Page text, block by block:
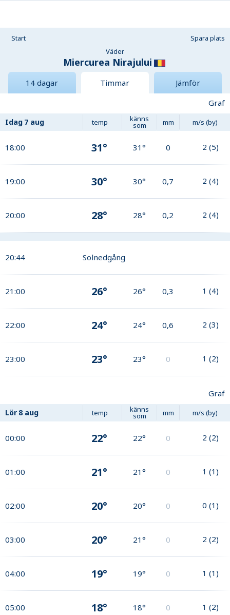
Start
Spara plats
Väder
Miercurea Nirajului
14 dagar Timmar
Jämför
Graf
Idag 7 aug temp känns
som mm m/s (by)
18:00 31° 31° 0 2 (5)
19:00 30° 30° 0,7 2 (4)
20:00 28° 28° 0,2 2 (4)
20:44 Solnedgång
21:00 26° 26° 0,3 1 (4)
22:00 24° 24° 0,6 2 (3)
23:00 23° 23° 0 1 (2)
Graf
Lör 8 aug temp känns
som mm m/s (by)
00:00 22° 22° 0 2 (2)
01:00 21° 21° 0 1 (1)
02:00 20° 20° 0 0 (1)
03:00 20° 21° 0 2 (2)
04:00 19° 19° 0 1 (1)
05:00 18° 18° 0 1 (2)